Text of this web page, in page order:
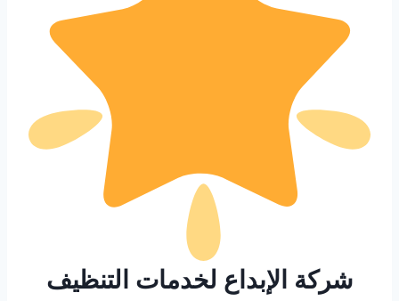
شركة الإبداع لخدمات التنظيف